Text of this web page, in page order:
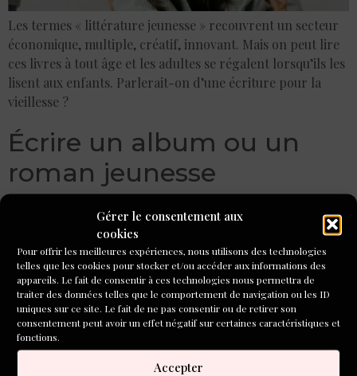
Gérer le consentement aux
cookies
Pour offrir les meilleures expériences, nous utilisons des technologies
telles que les cookies pour stocker et/ou accéder aux informations des
appareils. Le fait de consentir à ces technologies nous permettra de
traiter des données telles que le comportement de navigation ou les ID
uniques sur ce site. Le fait de ne pas consentir ou de retirer son
consentement peut avoir un effet négatif sur certaines caractéristiques et
fonctions.
Accepter
Les termes « littérature jeunesse » recouvrent un secteur
économique, multiple, créatif, innovant. Mais on peut lire
ces livres à tout âge et les adultes se régalent lorsqu’ils les
lisent aux enfants. Parlerait-on d’une écriture pour la
vieillesse ?
Écrire un album ou un
roman jeunesse